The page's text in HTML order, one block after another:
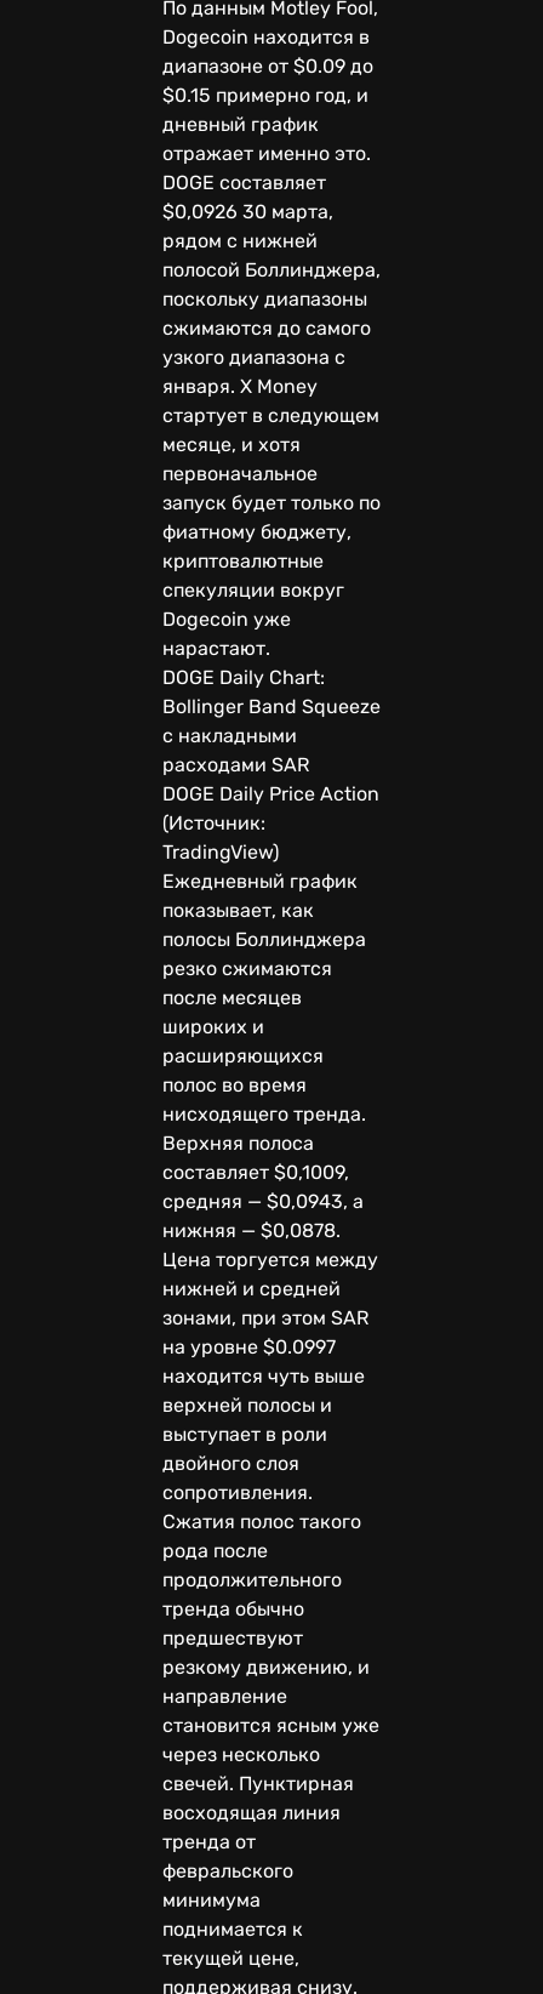
По данным Motley Fool,
Dogecoin находится в
диапазоне от $0.09 до
$0.15 примерно год, и
дневный график
отражает именно это.
DOGE составляет
$0,0926 30 марта,
рядом с нижней
полосой Боллинджера,
поскольку диапазоны
сжимаются до самого
узкого диапазона с
января. X Money
стартует в следующем
месяце, и хотя
первоначальное
запуск будет только по
фиатному бюджету,
криптовалютные
спекуляции вокруг
Dogecoin уже
нарастают.
DOGE Daily Chart:
Bollinger Band Squeeze
с накладными
расходами SAR
DOGE Daily Price Action
(Источник:
TradingView)
Ежедневный график
показывает, как
полосы Боллинджера
резко сжимаются
после месяцев
широких и
расширяющихся
полос во время
нисходящего тренда.
Верхняя полоса
составляет $0,1009,
средняя — $0,0943, а
нижняя — $0,0878.
Цена торгуется между
нижней и средней
зонами, при этом SAR
на уровне $0.0997
находится чуть выше
верхней полосы и
выступает в роли
двойного слоя
сопротивления.
Сжатия полос такого
рода после
продолжительного
тренда обычно
предшествуют
резкому движению, и
направление
становится ясным уже
через несколько
свечей. Пунктирная
восходящая линия
тренда от
февральского
минимума
поднимается к
текущей цене,
поддерживая снизу.